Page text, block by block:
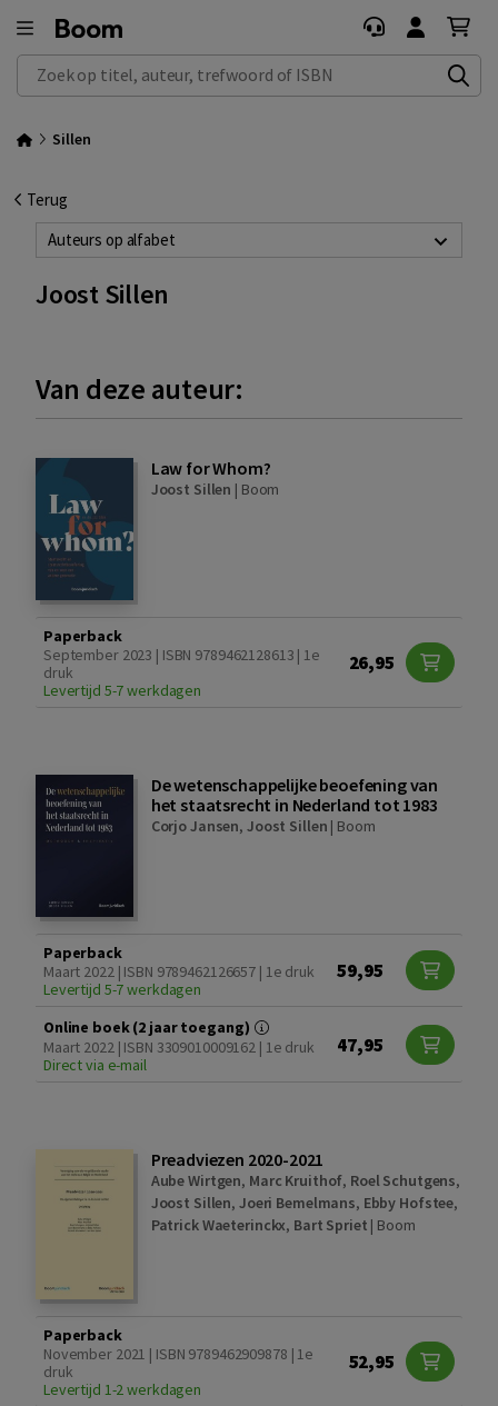
Zoek op titel, auteur, trefwoord of ISBN
Sillen
Terug
Auteurs op alfabet
Joost Sillen
Van deze auteur:
Law for Whom?
Joost Sillen | Boom
Paperback
September 2023 | ISBN 9789462128613 | 1e
druk
Levertijd 5-7 werkdagen
26,95
De wetenschappelijke beoefening van
het staatsrecht in Nederland tot 1983
Corjo Jansen, Joost Sillen | Boom
Paperback
Maart 2022 | ISBN 9789462126657 | 1e druk
Levertijd 5-7 werkdagen
59,95
Online boek (2 jaar toegang)
Maart 2022 | ISBN 3309010009162 | 1e druk
Direct via e-mail
47,95
Preadviezen 2020-2021
Aube Wirtgen, Marc Kruithof, Roel Schutgens,
Joost Sillen, Joeri Bemelmans, Ebby Hofstee,
Patrick Waeterinckx, Bart Spriet | Boom
Paperback
November 2021 | ISBN 9789462909878 | 1e
druk
Levertijd 1-2 werkdagen
52,95